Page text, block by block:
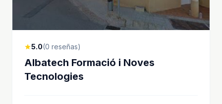
star5.0(0 reseñas)
Albatech Formació i Noves
Tecnologies